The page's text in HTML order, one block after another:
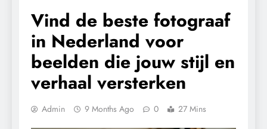
Vind de beste fotograaf
in Nederland voor
beelden die jouw stijl en
verhaal versterken
Admin 9 Months Ago 0 27 Mins